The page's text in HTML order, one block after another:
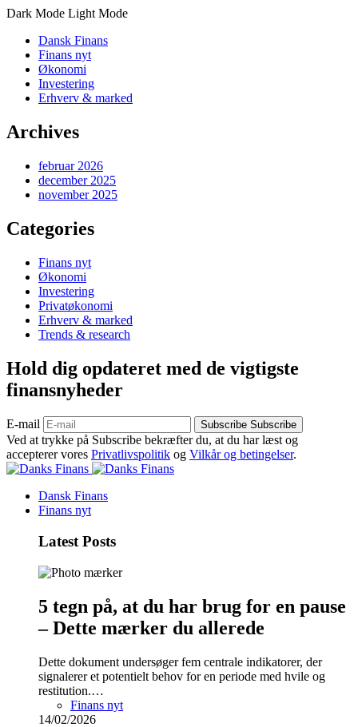
Dark Mode Light Mode
Dansk Finans
Finans nyt
Økonomi
Investering
Erhverv & marked
Archives
februar 2026
december 2025
november 2025
Categories
Finans nyt
Økonomi
Investering
Privatøkonomi
Erhverv & marked
Trends & research
Hold dig opdateret med de vigtigste
finansnyheder
E-mail Subscribe Subscribe
Ved at trykke på Subscribe bekræfter du, at du har læst og
accepterer vores Privatlivspolitik og Vilkår og betingelser.
Dansk Finans
Finans nyt
Latest Posts
5 tegn på, at du har brug for en pause
– Dette mærker du allerede
Dette dokument undersøger fem centrale indikatorer, der
signalerer et potentielt behov for en periode med hvile og
restitution.…
Finans nyt
14/02/2026